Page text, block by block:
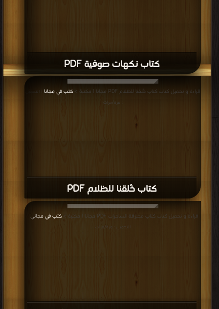
كتاب نكهات صوفية PDF
كتاب خُلقنا للظلام PDF
قراءة و تحميل كتاب كتاب خُلقنا للظلام PDF مجانا | مكتبة > كتب في مجانا | التحميل
: مرة/مرات
قراءة و تحميل كتاب كتاب مطرقة الساحرات PDF مجانا | مكتبة > كتب في مجاني
التحميل : مرة/مرات